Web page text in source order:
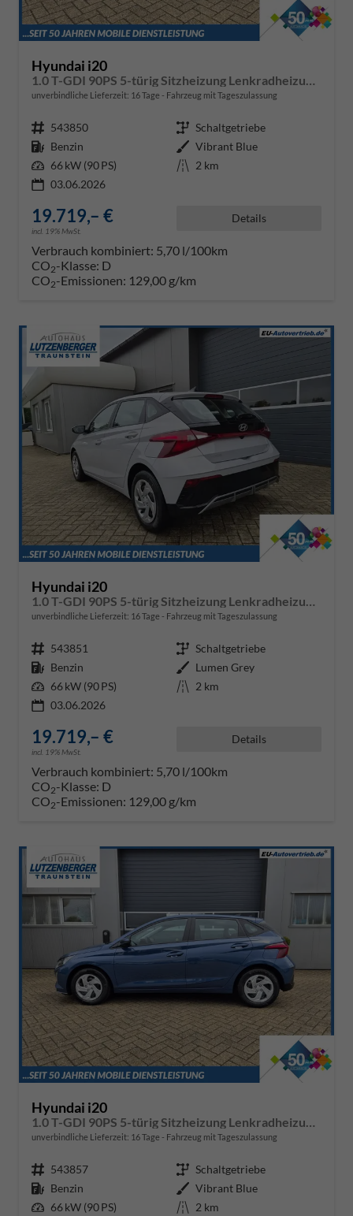
Hyundai i20
1.0 T-GDI 90PS 5-türig Sitzheizung Lenkradheizung Rückf.Kamera PDC Klima Apple CarPlay Android Auto Tempomat Touchscreen
unverbindliche Lieferzeit: 16 Tage Fahrzeug mit Tageszulassung
Fahrzeugnr. 543850 Getriebe Schaltgetriebe
Kraftstoff Benzin Außenfarbe Vibrant Blue
Leistung 66 kW (90 PS) Kilometerstand 2 km
03.06.2026
19.719,– €
incl. 19% MwSt.
Details
Verbrauch kombiniert: 5,70 l/100km
CO2-Klasse: D
CO2-Emissionen: 129,00 g/km
Hyundai i20
1.0 T-GDI 90PS 5-türig Sitzheizung Lenkradheizung Rückf.Kamera PDC Klima Apple CarPlay Android Auto Tempomat Touchscreen
unverbindliche Lieferzeit: 16 Tage Fahrzeug mit Tageszulassung
Fahrzeugnr. 543851 Getriebe Schaltgetriebe
Kraftstoff Benzin Außenfarbe Lumen Grey
Leistung 66 kW (90 PS) Kilometerstand 2 km
03.06.2026
19.719,– €
incl. 19% MwSt.
Details
Verbrauch kombiniert: 5,70 l/100km
CO2-Klasse: D
CO2-Emissionen: 129,00 g/km
Hyundai i20
1.0 T-GDI 90PS 5-türig Sitzheizung Lenkradheizung Rückf.Kamera PDC Klima Apple CarPlay Android Auto Tempomat Touchscreen
unverbindliche Lieferzeit: 16 Tage Fahrzeug mit Tageszulassung
Fahrzeugnr. 543857 Getriebe Schaltgetriebe
Kraftstoff Benzin Außenfarbe Vibrant Blue
Leistung 66 kW (90 PS) Kilometerstand 2 km